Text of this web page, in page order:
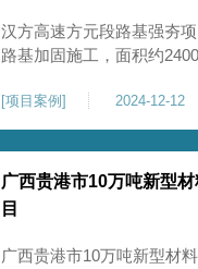
汉方高速方元段路基强夯
路基加固施工，面积约
月20日安排设备人员进场
[项目案例 ] 2024-12-12
广西贵港市10万吨新型
目
广西贵港市10万吨新型材